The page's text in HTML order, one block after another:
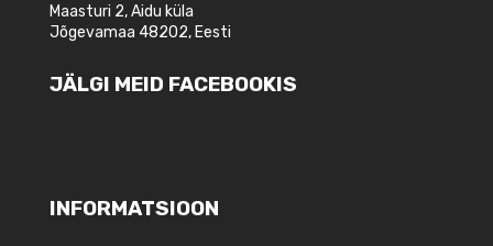
Maasturi 2, Aidu küla
Jõgevamaa 48202, Eesti
JÄLGI MEID FACEBOOKIS
INFORMATSIOON